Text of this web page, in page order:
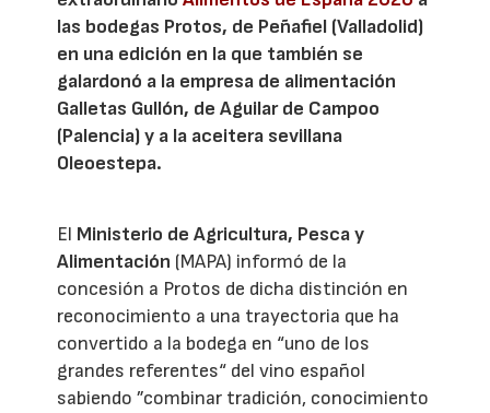
las bodegas Protos, de Peñafiel (Valladolid)
en una edición en la que también se
galardonó a la empresa de alimentación
Galletas Gullón, de Aguilar de Campoo
(Palencia) y a la aceitera sevillana
Oleoestepa.
El Ministerio de Agricultura, Pesca y
Alimentación (MAPA) informó de la
concesión a Protos de dicha distinción en
reconocimiento a una trayectoria que ha
convertido a la bodega en “uno de los
grandes referentes“ del vino español
sabiendo ”combinar tradición, conocimiento